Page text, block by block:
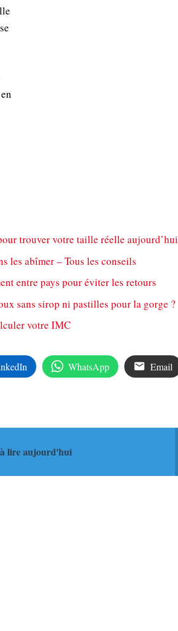
trouver votre taille réelle aujourd’hui
les abîmer – Tous les conseils
entre pays pour éviter les retours
sans sirop ni pastilles pour la gorge ?
votre IMC
WhatsApp Email
lire aujourd'hui